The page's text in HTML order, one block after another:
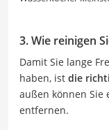
3. Wie reinigen
Damit Sie lange
haben, ist die
außen können Sie
entfernen.